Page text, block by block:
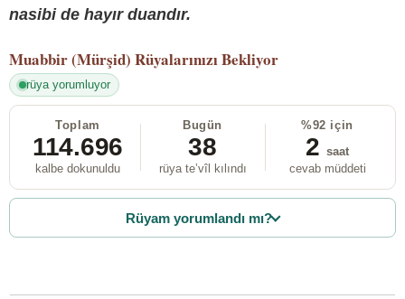
nasibi de hayır duandır.
Muabbir (Mürşid) Rüyalarınızı Bekliyor
rüya yorumluyor
Toplam
114.696
kalbe dokunuldu
Bugün
38
rüya te’vîl kılındı
%92 için
2 saat
cevab müddeti
Rüyam yorumlandı mı?